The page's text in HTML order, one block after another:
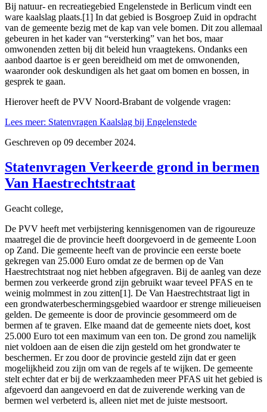
Bij natuur- en recreatiegebied Engelenstede in Berlicum vindt een
ware kaalslag plaats.[1] In dat gebied is Bosgroep Zuid in opdracht
van de gemeente bezig met de kap van vele bomen. Dit zou allemaal
gebeuren in het kader van “versterking” van het bos, maar
omwonenden zetten bij dit beleid hun vraagtekens. Ondanks een
aanbod daartoe is er geen bereidheid om met de omwonenden,
waaronder ook deskundigen als het gaat om bomen en bossen, in
gesprek te gaan.
Hierover heeft de PVV Noord-Brabant de volgende vragen:
Lees meer: Statenvragen Kaalslag bij Engelenstede
Geschreven op 09 december 2024.
Statenvragen Verkeerde grond in bermen
Van Haestrechtstraat
Geacht college,
De PVV heeft met verbijstering kennisgenomen van de rigoureuze
maatregel die de provincie heeft doorgevoerd in de gemeente Loon
op Zand. Die gemeente heeft van de provincie een eerste boete
gekregen van 25.000 Euro omdat ze de bermen op de Van
Haestrechtstraat nog niet hebben afgegraven. Bij de aanleg van deze
bermen zou verkeerde grond zijn gebruikt waar teveel PFAS en te
weinig molmmest in zou zitten[1]. De Van Haestrechtstraat ligt in
een grondwaterbeschermingsgebied waardoor er strenge milieueisen
gelden. De gemeente is door de provincie gesommeerd om de
bermen af te graven. Elke maand dat de gemeente niets doet, kost
25.000 Euro tot een maximum van een ton. De grond zou namelijk
niet voldoen aan de eisen die zijn gesteld om het grondwater te
beschermen. Er zou door de provincie gesteld zijn dat er geen
mogelijkheid zou zijn om van de regels af te wijken. De gemeente
stelt echter dat er bij de werkzaamheden meer PFAS uit het gebied is
afgevoerd dan aangevoerd en dat de zuiverende werking van de
bermen wel verbeterd is, alleen niet met de juiste mestsoort.